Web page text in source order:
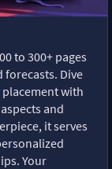
to 300+ pages
Dive
with
and
it serves
Your